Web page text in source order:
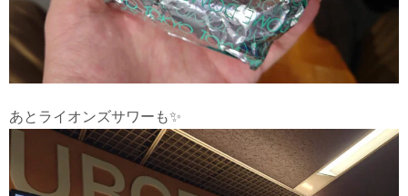
あとライオンズサワーも✨